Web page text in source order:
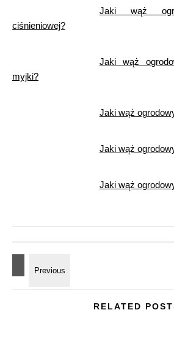
Jaki wąż
ciśnieniowej?
Jaki wąż
myjki?
Jaki wąż
Jaki wąż
Jaki wąż
RELATED